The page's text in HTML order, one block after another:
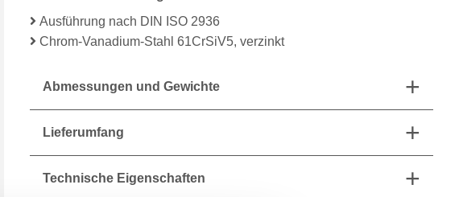
Ausführung nach DIN ISO 2936
Chrom-Vanadium-Stahl 61CrSiV5, verzinkt
Abmessungen und Gewichte
Lieferumfang
Technische Eigenschaften